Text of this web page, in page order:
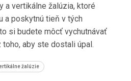
a vertikálne žalúzia, ktoré
a poskytnú tieň v tých
si budete môcť vychutnávať
aby ste dostali úpal.
žalúzie